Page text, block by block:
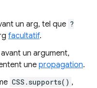
un arg, tel que ?
facultatif.
un argument,
une propagation.
CSS.supports() ,